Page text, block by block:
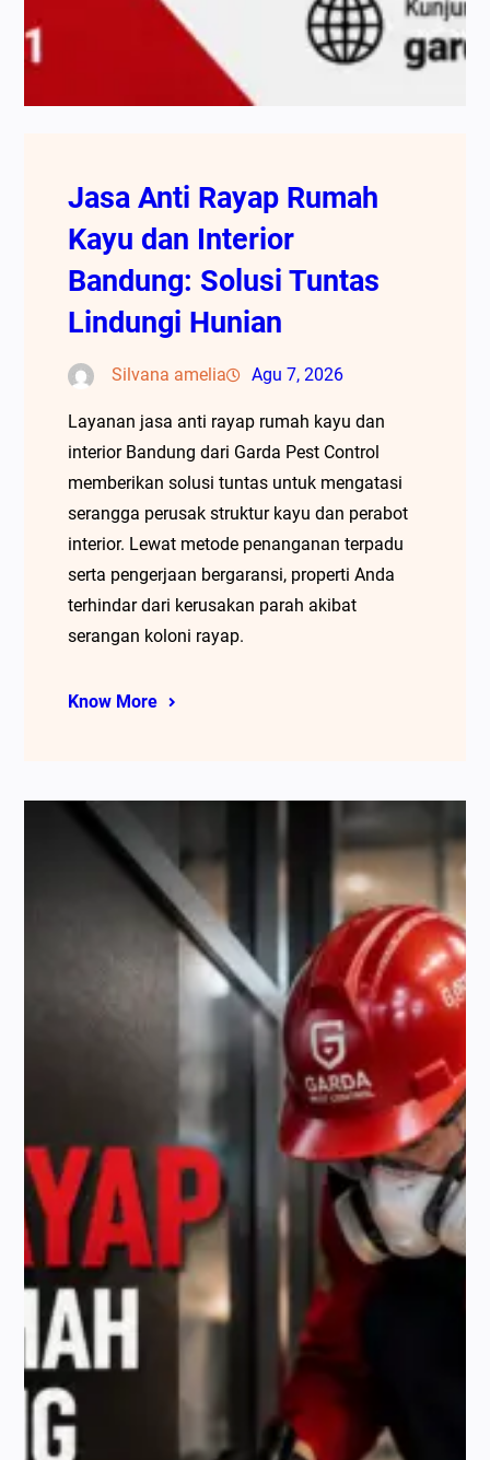
Jasa Anti Rayap Rumah
Kayu dan Interior
Bandung: Solusi Tuntas
Lindungi Hunian
Silvana amelia Agu 7, 2026
Layanan jasa anti rayap rumah kayu dan
interior Bandung dari Garda Pest Control
memberikan solusi tuntas untuk mengatasi
serangga perusak struktur kayu dan perabot
interior. Lewat metode penanganan terpadu
serta pengerjaan bergaransi, properti Anda
terhindar dari kerusakan parah akibat
serangan koloni rayap.
Know More